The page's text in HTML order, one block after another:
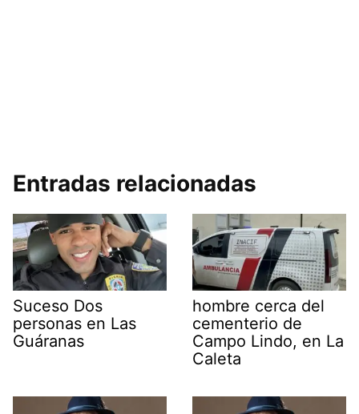
Entradas relacionadas
Suceso Dos
personas en Las
Guáranas
hombre cerca del
cementerio de
Campo Lindo, en La
Caleta